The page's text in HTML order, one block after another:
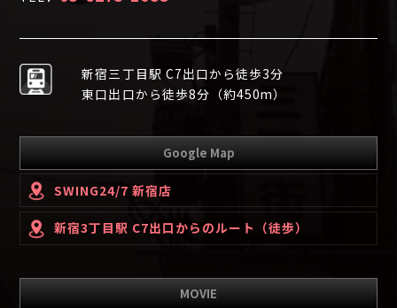
新宿三丁目駅 C7出口から徒歩3分
東口出口から徒歩8分（約450m）
Google Map
SWING24/7 新宿店
新宿3丁目駅 C7出口からのルート（徒歩）
MOVIE